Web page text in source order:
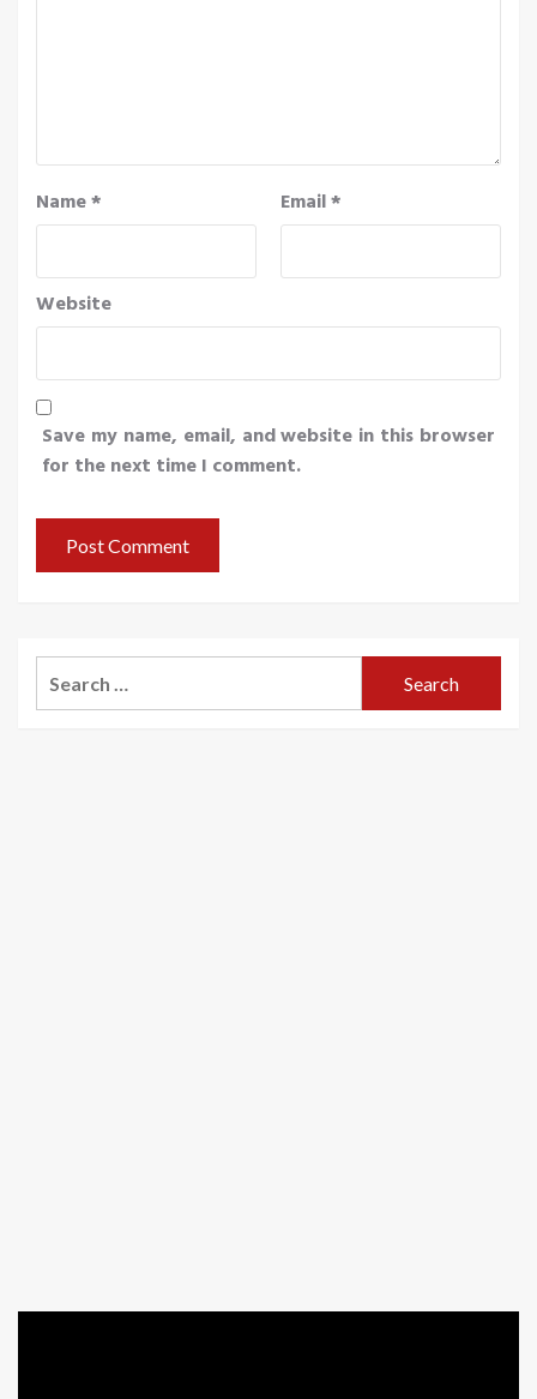
Name* Email*
Website
Save my name, email, and website in this browser
for the next time I comment.
for: